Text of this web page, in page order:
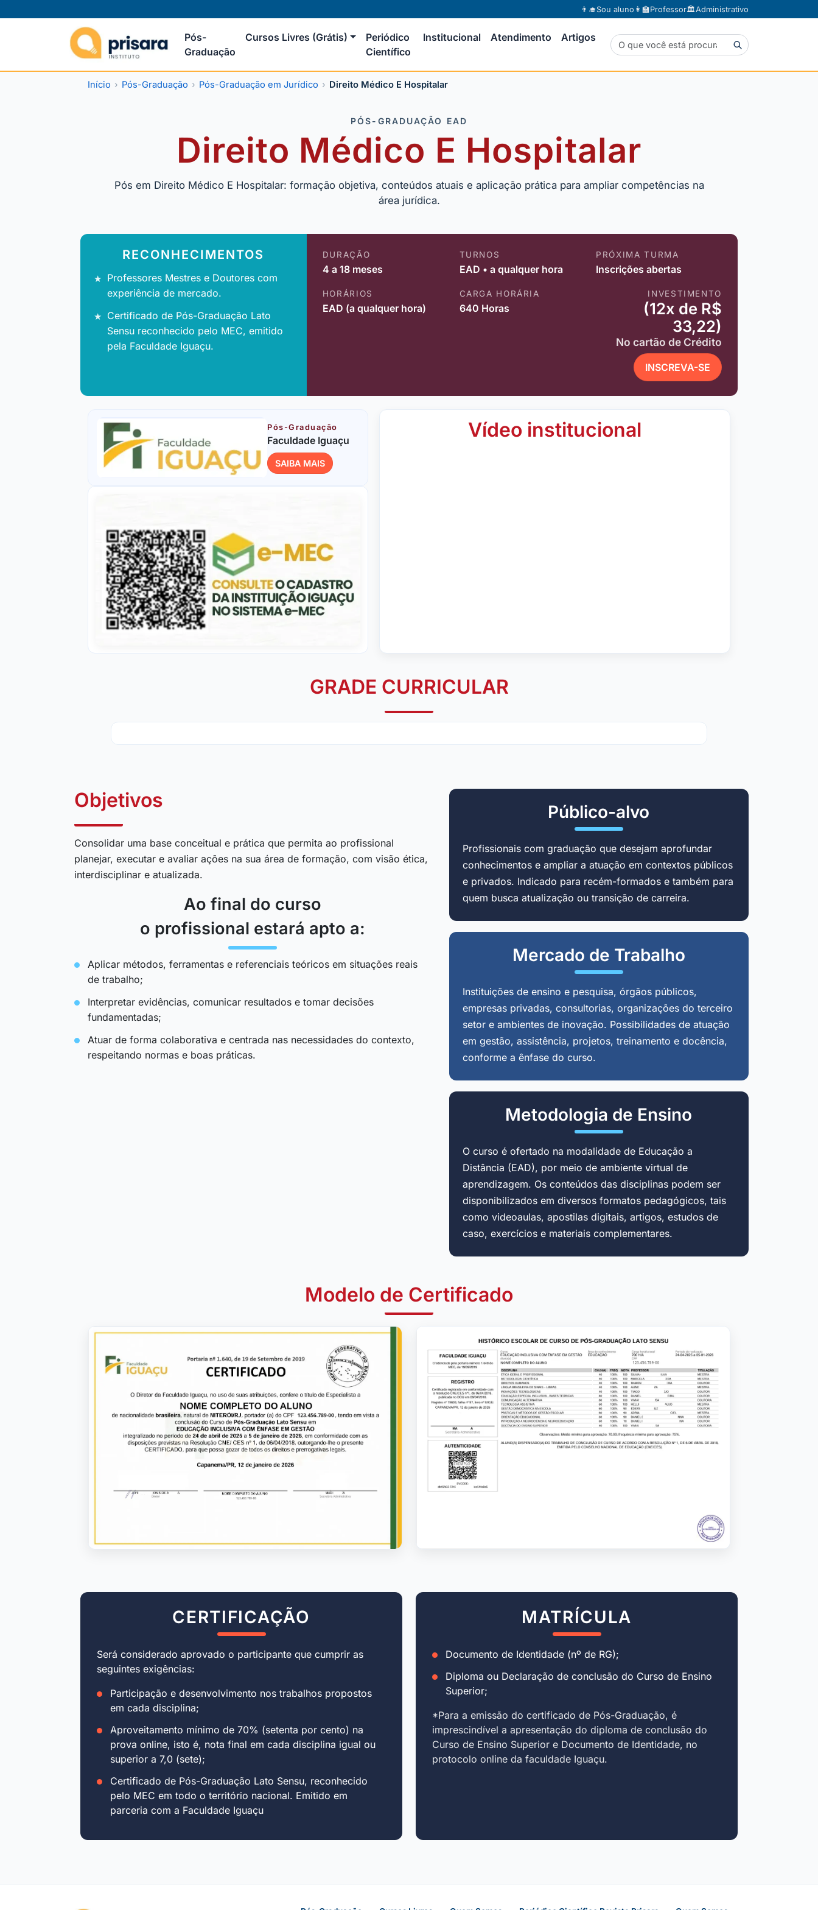
👨‍🎓Sou aluno 👩‍🏫Professor🏛️Administrativo
Pós-
Graduação
Cursos Livres (Grátis)
Periódico
Científico
Institucional Atendimento Artigos
Início Pós-Graduação Pós-Graduação em Jurídico Direito Médico E Hospitalar
PÓS-GRADUAÇÃO EAD
Direito Médico E Hospitalar
Pós em Direito Médico E Hospitalar: formação objetiva, conteúdos atuais e aplicação prática para ampliar competências na
área jurídica.
RECONHECIMENTOS
Professores Mestres e Doutores com
experiência de mercado.
Certificado de Pós-Graduação Lato
Sensu reconhecido pelo MEC, emitido
pela Faculdade Iguaçu.
DURAÇÃO
4 a 18 meses
TURNOS
EAD • a qualquer hora
PRÓXIMA TURMA
Inscrições abertas
HORÁRIOS
EAD (a qualquer hora)
CARGA HORÁRIA
640 Horas
INVESTIMENTO
(12x de R$
33,22)
No cartão de Crédito
INSCREVA-SE
Pós-Graduação
Faculdade Iguaçu
SAIBA MAIS
Vídeo institucional
GRADE CURRICULAR
Objetivos
Consolidar uma base conceitual e prática que permita ao profissional
planejar, executar e avaliar ações na sua área de formação, com visão ética,
interdisciplinar e atualizada.
Ao final do curso
o profissional estará apto a:
Aplicar métodos, ferramentas e referenciais teóricos em situações reais
de trabalho;
Interpretar evidências, comunicar resultados e tomar decisões
fundamentadas;
Atuar de forma colaborativa e centrada nas necessidades do contexto,
respeitando normas e boas práticas.
Público-alvo
Profissionais com graduação que desejam aprofundar
conhecimentos e ampliar a atuação em contextos públicos
e privados. Indicado para recém-formados e também para
quem busca atualização ou transição de carreira.
Mercado de Trabalho
Instituições de ensino e pesquisa, órgãos públicos,
empresas privadas, consultorias, organizações do terceiro
setor e ambientes de inovação. Possibilidades de atuação
em gestão, assistência, projetos, treinamento e docência,
conforme a ênfase do curso.
Metodologia de Ensino
O curso é ofertado na modalidade de Educação a
Distância (EAD), por meio de ambiente virtual de
aprendizagem. Os conteúdos das disciplinas podem ser
disponibilizados em diversos formatos pedagógicos, tais
como videoaulas, apostilas digitais, artigos, estudos de
caso, exercícios e materiais complementares.
Modelo de Certificado
CERTIFICAÇÃO
Será considerado aprovado o participante que cumprir as
seguintes exigências:
Participação e desenvolvimento nos trabalhos propostos
em cada disciplina;
Aproveitamento mínimo de 70% (setenta por cento) na
prova online, isto é, nota final em cada disciplina igual ou
superior a 7,0 (sete);
Certificado de Pós-Graduação Lato Sensu, reconhecido
pelo MEC em todo o território nacional. Emitido em
parceria com a Faculdade Iguaçu
MATRÍCULA
Documento de Identidade (nº de RG);
Diploma ou Declaração de conclusão do Curso de Ensino
Superior;
*Para a emissão do certificado de Pós-Graduação, é
imprescindível a apresentação do diploma de conclusão do
Curso de Ensino Superior e Documento de Identidade, no
protocolo online da faculdade Iguaçu.